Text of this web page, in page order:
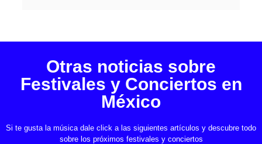
Otras noticias sobre
Festivales y Conciertos en
México
Si te gusta la música dale click a las siguientes artículos y descubre todo
sobre los próximos festivales y conciertos